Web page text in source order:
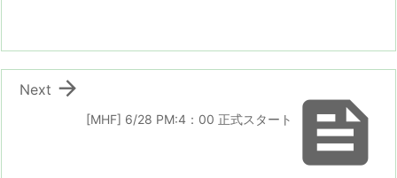

[MHF] 6/28 PM:4：00 正式スタート

Next